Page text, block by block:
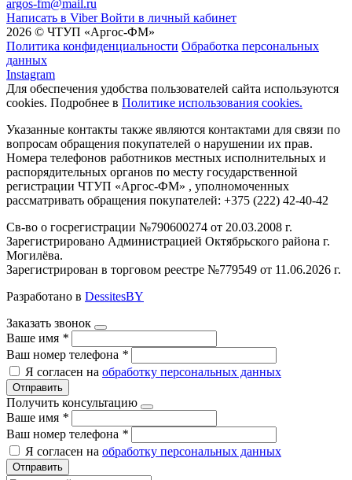
argos-fm@mail.ru
Написать в Viber Войти в личный кабинет
2026 © ЧТУП «Аргос-ФМ»
Политика конфиденциальности Обработка персональных
данных
Instagram
Для обеспечения удобства пользователей сайта используются
cookies. Подробнее в Политике использования cookies.
Указанные контакты также являются контактами для связи по
вопросам обращения покупателей о нарушении их прав.
Номера телефонов работников местных исполнительных и
распорядительных органов по месту государственной
регистрации ЧТУП «Аргос-ФМ» , уполномоченных
рассматривать обращения покупателей: +375 (222) 42-40-42
Св-во о госрегистрации №790600274 от 20.03.2008 г.
Зарегистрировано Администрацией Октябрьского района г.
Могилёва.
Зарегистрирован в торговом реестре №779549 от 11.06.2026 г.
Разработано в DessitesBY
Заказать звонок
Ваше имя *
Ваш номер телефона *
Я согласен на обработку персональных данных
Отправить
Получить консультацию
Ваше имя *
Ваш номер телефона *
Я согласен на обработку персональных данных
Отправить